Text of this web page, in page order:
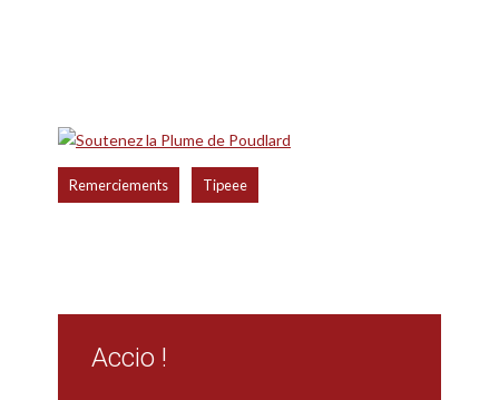
Remerciements Tipeee
Accio !